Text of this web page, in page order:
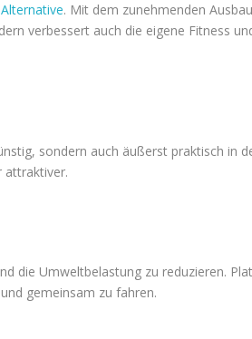
. Mit dem zunehmenden
verbessert auch die eigene Fitness
sondern auch äußerst praktisch in
attraktiver.
die Umweltbelastung zu reduzieren.
gemeinsam zu fahren.